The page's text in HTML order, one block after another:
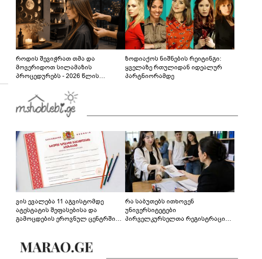
როდის შევიჭრათ თმა და
მოვერიდოთ სილამაზის
პროცედურებს - 2026 წლის
გზამკვლევი
ზოდიაქოს ნიშნების რეიტინგი:
ყველაზე რთულიდან იდეალურ
პარტნიორამდე
ვის ევალება 11 აგვისტომდე
ატესტატის შეფასებისა და
გამოცდების ეროვნულ ცენტრში
რა საბუთებს ითხოვენ
უნივერსიტეტები
პირველკურსელთა რეგისტრაციის